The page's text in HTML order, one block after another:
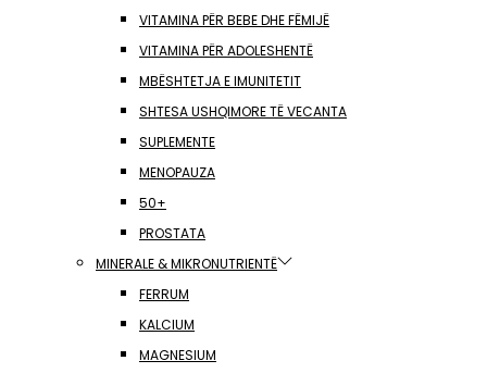
VITAMINA PËR BEBE DHE FËMIJË
VITAMINA PËR ADOLESHENTË
MBËSHTETJA E IMUNITETIT
SHTESA USHQIMORE TË VECANTA
SUPLEMENTE
MENOPAUZA
50+
PROSTATA
MINERALE & MIKRONUTRIENTË
FERRUM
KALCIUM
MAGNESIUM